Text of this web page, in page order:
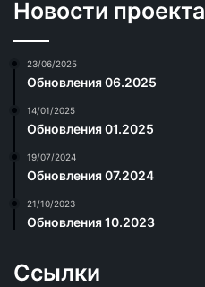
Новости проекта
23/06/2025
Обновления 06.2025
14/01/2025
Обновления 01.2025
19/07/2024
Обновления 07.2024
21/10/2023
Обновления 10.2023
Ссылки